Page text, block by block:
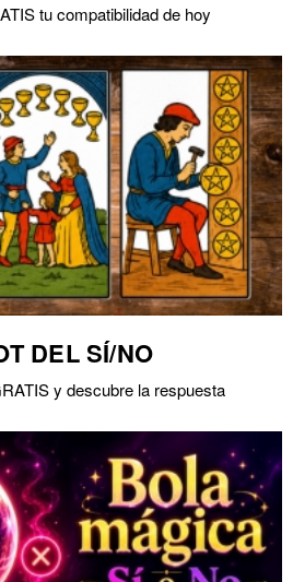
tu compatibilidad de hoy
DEL SÍ/NO
y descubre la respuesta